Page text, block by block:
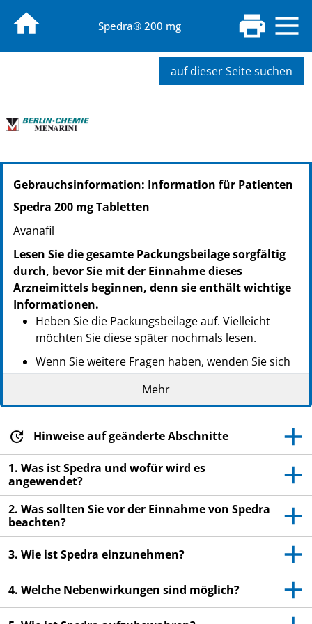
Spedra® 200 mg
auf dieser Seite suchen
PZN: 10130560
PPN: 111013056060
NTIN: 04150101305606
PPN: 111013057750
NTIN: 04150101305774
PZN: 10130583
PPN: 111013058316
NTIN: 04150101305835
Gebrauchsinformation: Information für Patienten
Spedra 200 mg Tabletten
Avanafil
Lesen Sie die gesamte Packungsbeilage sorgfältig
durch, bevor Sie mit der Einnahme dieses
Arzneimittels beginnen, denn sie enthält wichtige
Informationen.
Heben Sie die Packungsbeilage auf. Vielleicht
möchten Sie diese später nochmals lesen.
Wenn Sie weitere Fragen haben, wenden Sie sich
an Ihren Arzt oder Apotheker.
Dieses Arzneimittel wurde Ihnen persönlich
verschrieben. Geben Sie es nicht an Dritte weiter.
Es kann anderen Menschen schaden, auch wenn
diese die gleichen Beschwerden haben wie Sie.
Wenn Sie Nebenwirkungen bemerken, wenden Sie
sich an Ihren Arzt oder Apotheker. Dies gilt auch
für Nebenwirkungen, die nicht in dieser
Packungsbeilage angegeben sind. Siehe Abschnitt
Mehr
Hinweise auf geänderte Abschnitte
1. Was ist Spedra und wofür wird es
angewendet?
2. Was sollten Sie vor der Einnahme von Spedra
beachten?
3. Wie ist Spedra einzunehmen?
4. Welche Nebenwirkungen sind möglich?